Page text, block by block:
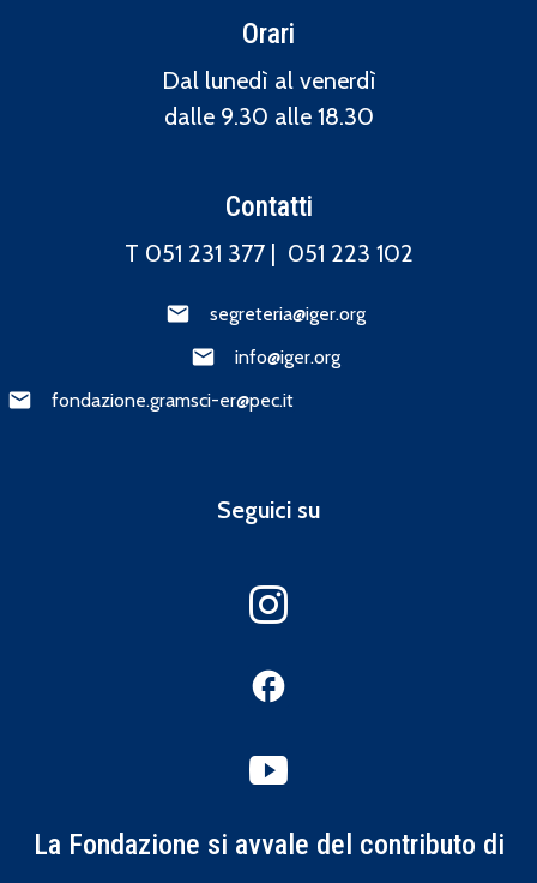
Orari
Dal lunedì al venerdì
dalle 9.30 alle 18.30
Contatti
T 051 231 377 | 051 223 102
segreteria@iger.org
info@iger.org
fondazione.gramsci-er@pec.it
Seguici su
La Fondazione si avvale del contributo di